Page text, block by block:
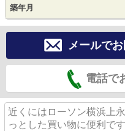
築年月
メールで
電話で
近くにはローソン横浜上
っとした買い物に便利で